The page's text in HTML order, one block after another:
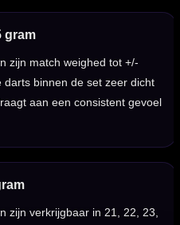
gram
zijn match weighed tot +/-
binnen de set zeer dicht
aan een consistent gevoel
zijn verkrijgbaar in 21, 22, 23,